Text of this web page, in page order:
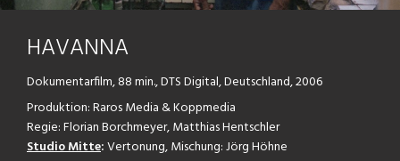
HAVANNA
Dokumentarfilm, 88 min., DTS Digital, Deutschland, 2006
Produktion: Raros Media & Koppmedia
Regie: Florian Borchmeyer, Matthias Hentschler
Studio Mitte:Vertonung, Mischung: Jörg Höhne